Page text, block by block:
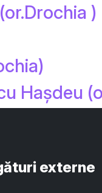
)
Hașdeu
externe